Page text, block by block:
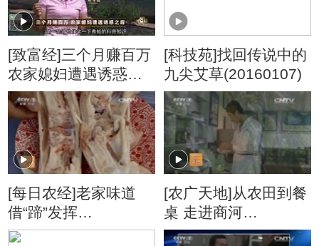
[致富经]三个月赚百万
农家媳妇遭遇诱惑之
后 20161019
[科技苑]找回传说中的
九尖艾草(20160107)
[每日农经]老家味道
借“蹄”发挥
(20160126)
[农广天地]从农田到餐
桌 走进商河
(20160115)